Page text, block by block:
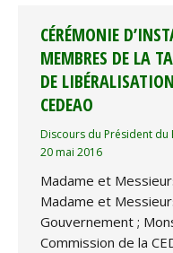
CÉRÉMONIE
MEMBRES DE LA
DE
CEDEAO
Discours du Président du
20 mai 2016
Madame et
Madame et
Gouvernement ;
Commission de la